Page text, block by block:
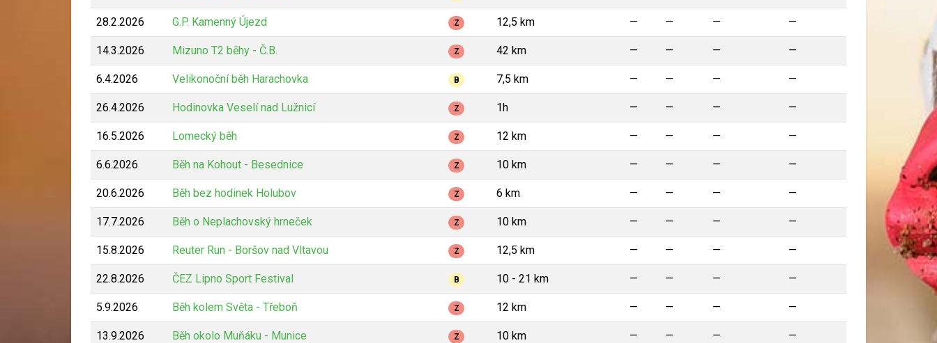
28.2.2026 G.P. Kamenný Újezd Z 12,5 km — — — —
14.3.2026 Mizuno T2 běhy - Č.B. Z 42 km — — — —
6.4.2026 Velikonoční běh Harachovka B 7,5 km — — — —
26.4.2026 Hodinovka Veselí nad Lužnicí Z 1h — — — —
16.5.2026 Lomecký běh Z 12 km — — — —
6.6.2026 Běh na Kohout - Besednice Z 10 km — — — —
20.6.2026 Běh bez hodinek Holubov Z 6 km — — — —
17.7.2026 Běh o Neplachovský hrneček Z 10 km — — — —
15.8.2026 Reuter Run - Boršov nad Vltavou Z 12,5 km — — — —
22.8.2026 ČEZ Lipno Sport Festival B 10 - 21 km — — — —
5.9.2026 Běh kolem Světa - Třeboň Z 12 km — — — —
13.9.2026 Běh okolo Muňáku - Munice Z 10 km — — — —